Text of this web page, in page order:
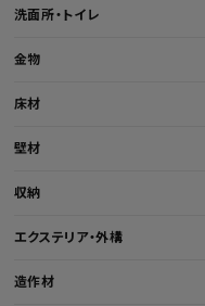
洗面所・トイレ
金物
床材
壁材
収納
エクステリア・外構
造作材